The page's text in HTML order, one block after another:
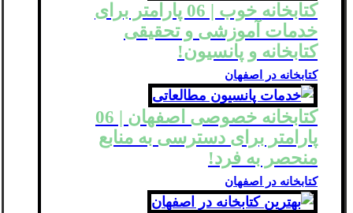
کتابخانه خوب | 06 پارامتر برای
خدمات آموزشی و تحقیقی
کتابخانه‌ و پانسیون!
کتابخانه در اصفهان
کتابخانه خصوصی اصفهان | 06
پارامتر برای دسترسی به منابع
منحصر به فرد!
کتابخانه در اصفهان